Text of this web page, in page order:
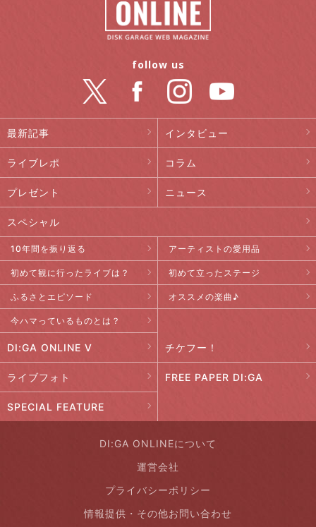
最新記事 インタビュー
ライブレポ コラム
プレゼント ニュース
スペシャル
10年間を振り返る アーティストの愛用品
初めて観に行ったライブは？ 初めて立ったステージ
ふるさとエピソード オススメの楽曲♪
今ハマっているものとは？
DI:GA ONLINE V チケフー！
ライブフォト FREE PAPER DI:GA
SPECIAL FEATURE
follow us
DI:GA ONLINEについて
運営会社
プライバシーポリシー
情報提供・その他お問い合わせ